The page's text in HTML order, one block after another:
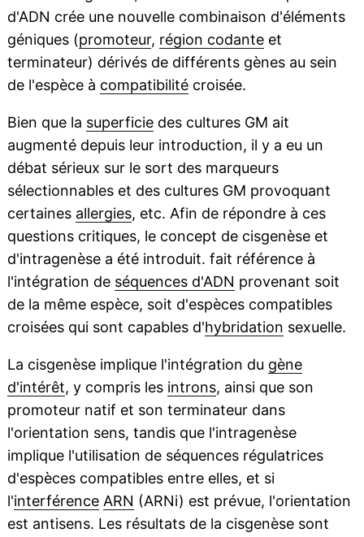
d'ADN crée une nouvelle combinaison d'éléments
géniques (promoteur, région codanteet
terminateur) dérivés de différents gènes au sein
de l'espèce à compatibilitécroisée.
Bien que la superficiedes cultures GM ait
augmenté depuis leur introduction, il y a eu un
débat sérieux sur le sort des marqueurs
sélectionnables et des cultures GM provoquant
certaines allergies, etc. Afin de répondre à ces
questions critiques, le concept de cisgenèse et
d'intragenèse a été introduit. fait référence à
l'intégration de séquences d'ADN provenant soit
de la même espèce, soit d'espèces compatibles
croisées qui sont capables d'hybridation sexuelle.
La cisgenèse implique l'intégration du gène
d'intérêt, y compris les introns, ainsi que son
promoteur natif et son terminateur dans
l'orientation sens, tandis que l'intragenèse
implique l'utilisation de séquences régulatrices
d'espèces compatibles entre elles, et si
l'interférence ARN (ARNi) est prévue, l'orientation
est antisens. Les résultats de la cisgenèse sont